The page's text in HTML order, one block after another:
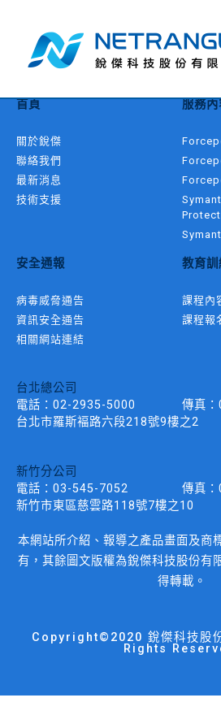
作者: albert
首頁
關於銳傑
聯絡我們
最新消息
技術支援
服務
安全通報
病毒威脅通告
資訊安全通告
相關網站連結
教育訓
課程內
課程報
台北總公司
電話： 02-2935-5000 傳真：
台北市羅斯褔路六段218號9樓之2
新竹分公司
電話： 03-545-7052 傳真：
新竹市東區慈雲路118號7樓之10
本網站所介紹、報導之產品畫面及商
有，其餘圖文版權為銳傑科技股份有
得轉載。
Copyright©2020 銳傑科技股
Rights